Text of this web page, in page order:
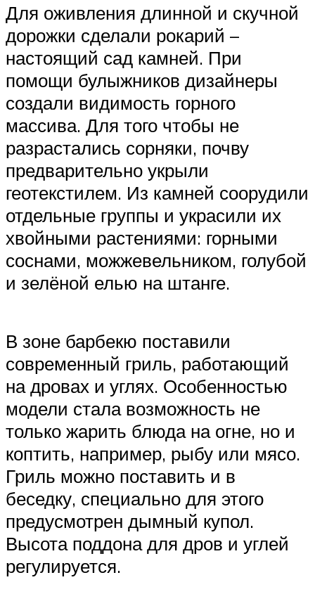
Для оживления длинной и скучной
дорожки сделали рокарий –
настоящий сад камней. При
помощи булыжников дизайнеры
создали видимость горного
массива. Для того чтобы не
разрастались сорняки, почву
предварительно укрыли
геотекстилем. Из камней соорудили
отдельные группы и украсили их
хвойными растениями: горными
соснами, можжевельником, голубой
и зелёной елью на штанге.
В зоне барбекю поставили
современный гриль, работающий
на дровах и углях. Особенностью
модели стала возможность не
только жарить блюда на огне, но и
коптить, например, рыбу или мясо.
Гриль можно поставить и в
беседку, специально для этого
предусмотрен дымный купол.
Высота поддона для дров и углей
регулируется.